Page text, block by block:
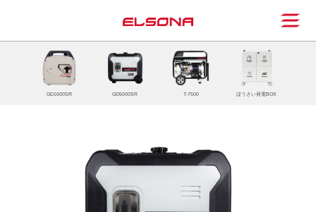
GD1600SR GD5000SR T-7500 ぼうさい発電BOX